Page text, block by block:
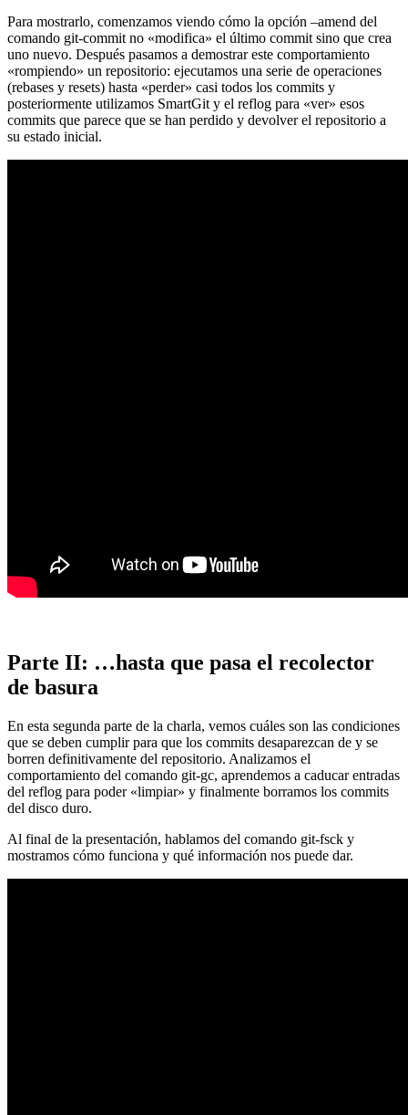
Para mostrarlo, comenzamos viendo cómo la opción –amend del
comando git-commit no «modifica» el último commit sino que crea
uno nuevo. Después pasamos a demostrar este comportamiento
«rompiendo» un repositorio: ejecutamos una serie de operaciones
(rebases y resets) hasta «perder» casi todos los commits y
posteriormente utilizamos SmartGit y el reflog para «ver» esos
commits que parece que se han perdido y devolver el repositorio a
su estado inicial.
Parte II: …hasta que pasa el recolector
de basura
En esta segunda parte de la charla, vemos cuáles son las condiciones
que se deben cumplir para que los commits desaparezcan de y se
borren definitivamente del repositorio. Analizamos el
comportamiento del comando git-gc, aprendemos a caducar entradas
del reflog para poder «limpiar» y finalmente borramos los commits
del disco duro.
Al final de la presentación, hablamos del comando git-fsck y
mostramos cómo funciona y qué información nos puede dar.